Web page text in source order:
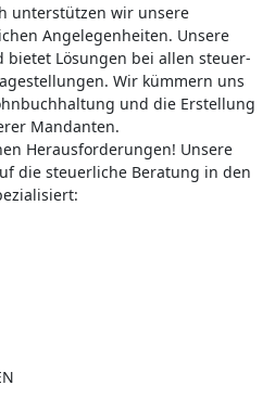
unterstützen wir unsere
Angelegenheiten. Unsere
Lösungen bei allen steuer-
Wir kümmern uns
und die Erstellung
Mandanten.
Herausforderungen! Unsere
die steuerliche Beratung in den